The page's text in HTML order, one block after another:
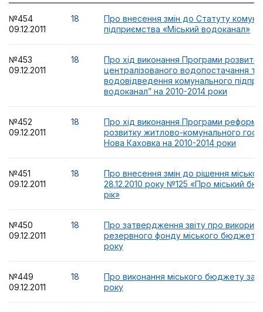
№454
09.12.2011
18
Про внесення змін до Статуту
підприємства «Міський водоканал»
№453
09.12.2011
18
Про хід виконання Програми
централізованого водопостачання та
водовідведення комунального
водоканал” на 2010-2014 роки
№452
09.12.2011
18
Про хід виконання Програми
розвитку житлово-комунального
Нова Каховка на 2010-2014 роки
№451
09.12.2011
18
Про внесення змін до рішення міської
28.12.2010 року №125 «Про міський
рік»
№450
09.12.2011
18
Про затвердження звіту про
резервного фонду міського бюджету
року
№449
09.12.2011
18
Про виконання міського бюджету за 9
року